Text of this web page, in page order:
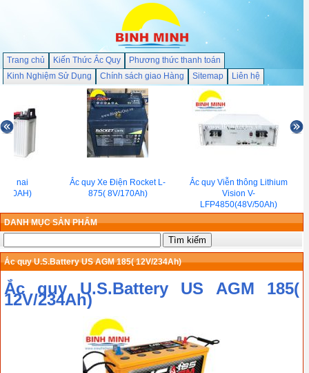
Trang chủ Kiến Thức Ắc Quy
Phương thức thanh toán
Kinh Nghiệm Sử Dụng
Chính sách giao Hàng Sitemap Liên hệ
nai
Ắc quy Xe Điện Rocket L-
875( 8V/170Ah)
Ắc quy Viễn thông Lithium
Vision V-
LFP4850(48V/50Ah)
DANH MỤC SẢN PHẨM
Ắc quy U.S.Battery US AGM 185( 12V/234Ah)
Ắc quy U.S.Battery US AGM 185(
12V/234Ah)